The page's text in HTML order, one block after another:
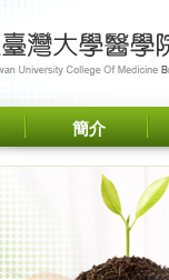
簡介